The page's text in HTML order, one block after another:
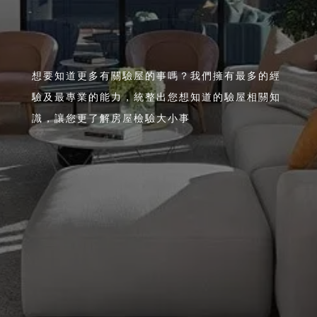
想要知道更多有關驗屋的事嗎？我們擁有最多的經
驗及最專業的能力，統整出您想知道的驗屋相關知
識，讓您更了解房屋檢驗大小事